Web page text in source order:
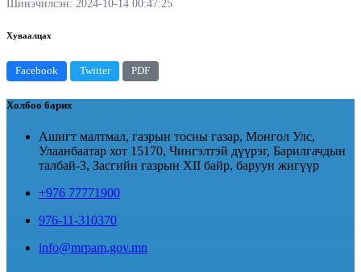
Шинэчилсэн: 2024-10-14 00:47:25
Хуваалцах
Facebook Twitter PDF
Холбоо барих
Ашигт малтмал, газрын тосны газар, Монгол Улс,
Улаанбаатар хот 15170, Чингэлтэй дүүрэг, Барилгачдын
талбай-3, Засгийн газрын XII байр, баруун жигүүр
+976 77771900
976-11-310370
info@mrpam.gov.mn